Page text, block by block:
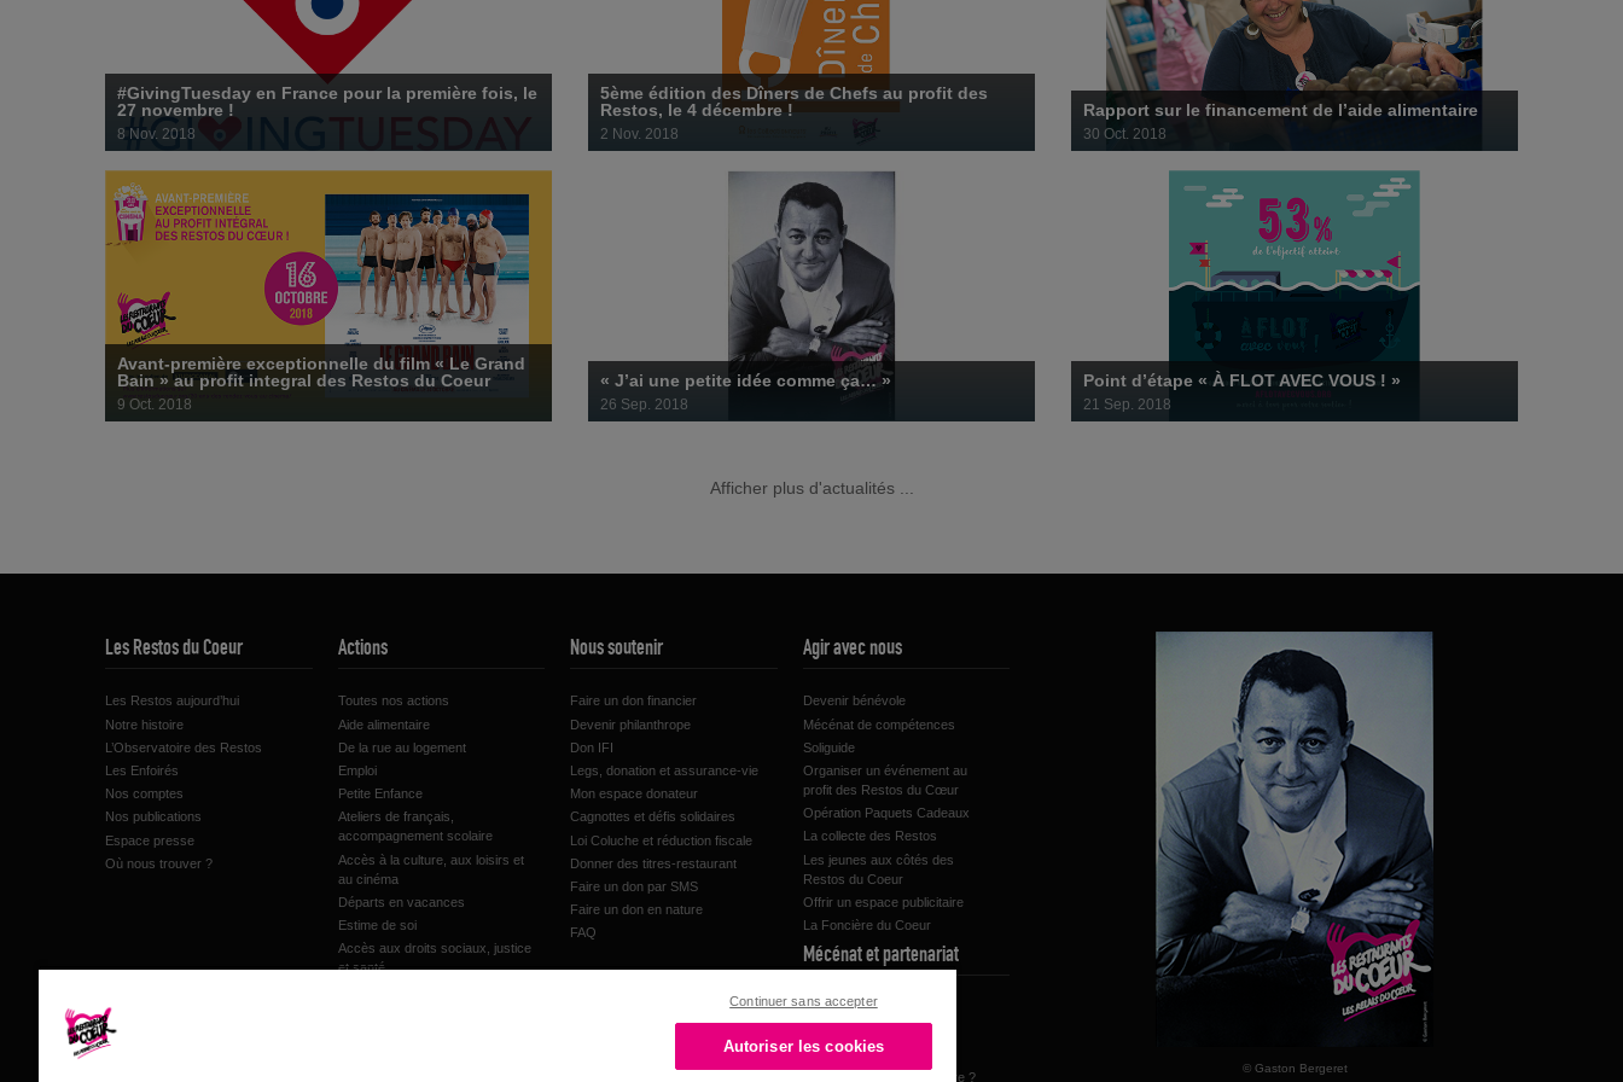
Vos dons sont essentiels et les besoins des Restos du Coeur
sont considérables dans le contexte social actuel.
Parce qu'un repas ne suffit pas : Les Restos du Coeur toujours
mobilisés contre la pauvreté
#GivingTuesday en France pour la première fois, le
27 novembre !
8 Nov. 2018
5ème édition des Dîners de Chefs au profit des
Restos, le 4 décembre !
2 Nov. 2018
Rapport sur le financement de l’aide alimentaire
30 Oct. 2018
Un appel salutaire à un engagement plus fort du
Avant-première exceptionnelle du film « Le Grand
Bain » au profit integral des Restos du Coeur
9 Oct. 2018
9 octobre 2018
#RDVaucinema le 16 octobre !
« J’ai une petite idée comme ça… »
26 Sep. 2018
26 septembre 2018
26 septembre 1985
Point d’étape « À FLOT AVEC VOUS ! »
21 Sep. 2018
21 septembre 2018
Vous êtes de plus en plus nombreux à soutenir le projet de la
nouvelle péniche « À flot avec vous ! »...
Afficher plus d'actualités ...
Les Restos du Coeur
Les Restos aujourd’hui
Notre histoire
L’Observatoire des Restos
Les Enfoirés
Nos comptes
Nos publications
Espace presse
Où nous trouver ?
Actions
Toutes nos actions
Aide alimentaire
De la rue au logement
Emploi
Petite Enfance
Ateliers de français,
accompagnement scolaire
Accès à la culture, aux loisirs et
au cinéma
Départs en vacances
Estime de soi
Accès aux droits sociaux, justice
et santé
Nous soutenir
Faire un don financier
Devenir philanthrope
Don IFI
Legs, donation et assurance-vie
Mon espace donateur
Cagnottes et défis solidaires
Loi Coluche et réduction fiscale
Donner des titres-restaurant
Faire un don par SMS
Faire un don en nature
FAQ
Agir avec nous
Devenir bénévole
Mécénat de compétences
Soliguide
Organiser un événement au
profit des Restos du Cœur
Opération Paquets Cadeaux
La collecte des Restos
Les jeunes aux côtés des
Restos du Coeur
Offrir un espace publicitaire
La Foncière du Coeur
Mécénat et partenariat
A la une
Les actualités partenaires
Pourquoi devenir partenaire ?
© Gaston Bergeret
Continuer sans accepter
Autoriser les cookies